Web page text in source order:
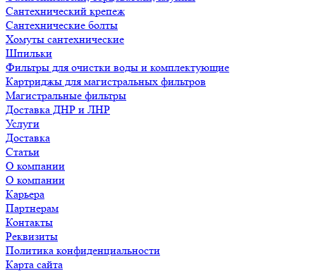
Сантехнический крепеж
Сантехнические болты
Хомуты сантехнические
Шпильки
Фильтры для очистки воды и комплектующие
Картриджы для магистральных фильтров
Магистральные фильтры
Доставка ДНР и ЛНР
Услуги
Доставка
Статьи
О компании
О компании
Карьера
Партнерам
Контакты
Реквизиты
Политика конфиденциальности
Карта сайта